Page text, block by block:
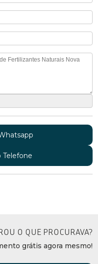
O QUE PROCURAVA?
grátis agora mesmo!